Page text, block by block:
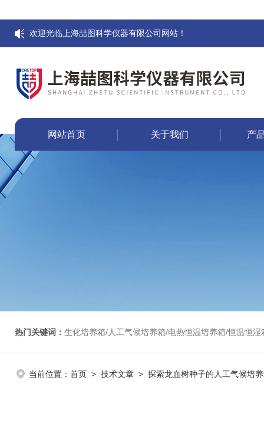
欢迎光临上海喆图科学仪器有限公司网站！
网站首页 关于我们 产
热门关键词： 生化培养箱/人工气候培养箱/电热恒温培养箱/恒温恒湿箱/光照培养箱/二氧化碳培养箱
当前位置： 首页 > 技术文章 > 探索龙血树种子的人工气候培